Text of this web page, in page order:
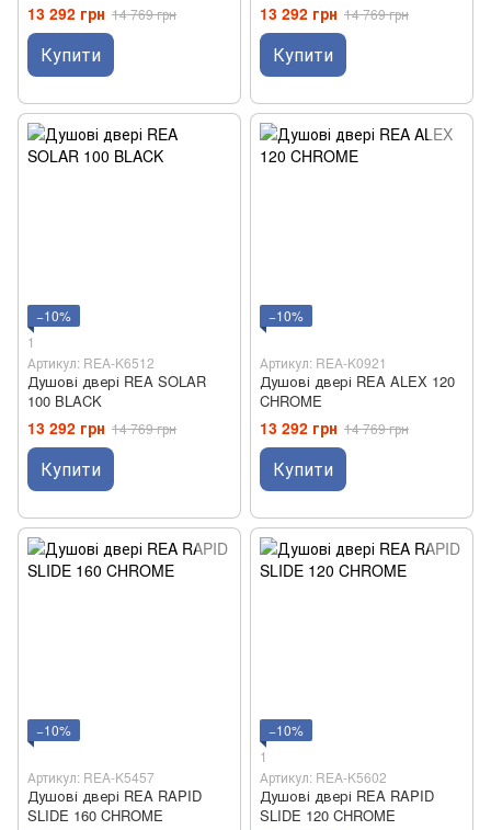
13 292 грн 14 769 грн
Купити
13 292 грн 14 769 грн
Купити
−10%
1
Артикул: REA-K6512
Душові двері REA SOLAR
100 BLACK
13 292 грн 14 769 грн
Купити
−10%
Артикул: REA-K0921
Душові двері REA ALEX 120
CHROME
13 292 грн 14 769 грн
Купити
−10%
Артикул: REA-K5457
Душові двері REA RAPID
SLIDE 160 CHROME
−10%
1
Артикул: REA-K5602
Душові двері REA RAPID
SLIDE 120 CHROME